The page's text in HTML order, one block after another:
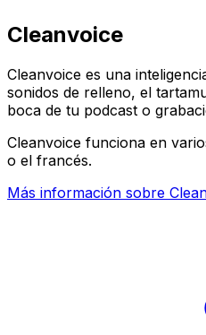
Cleanvoice
Cleanvoice es una
sonidos de relleno, el
boca de tu podcast o
Cleanvoice funciona en
o el francés.
Más información sobre